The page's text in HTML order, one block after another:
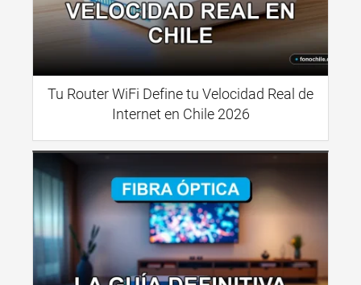
Tu Router WiFi Define tu Velocidad Real de
Internet en Chile 2026